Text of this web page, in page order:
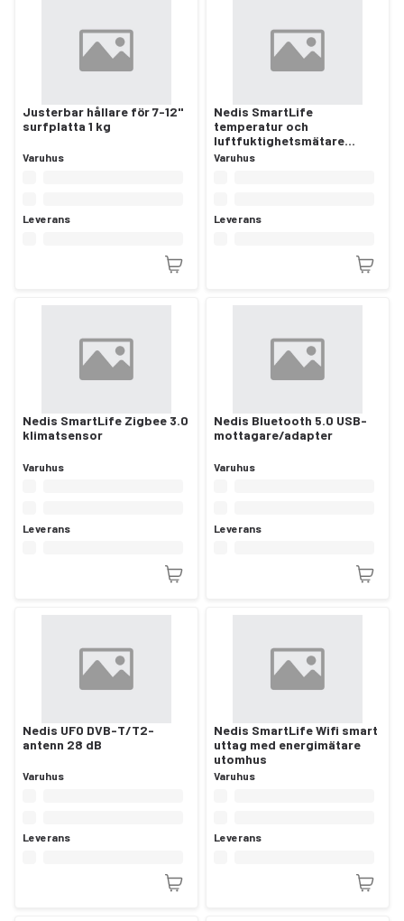
Justerbar hållare för 7-12"
surfplatta 1 kg
Varuhus
Leverans
Nedis SmartLife
temperatur och
luftfuktighetsmätare
Zigbee
Varuhus
Leverans
Nedis SmartLife Zigbee 3.0
klimatsensor
Varuhus
Leverans
Nedis Bluetooth 5.0 USB-
mottagare/adapter
Varuhus
Leverans
Nedis UFO DVB-T/T2-
antenn 28 dB
Varuhus
Leverans
Nedis SmartLife Wifi smart
uttag med energimätare
utomhus
Varuhus
Leverans